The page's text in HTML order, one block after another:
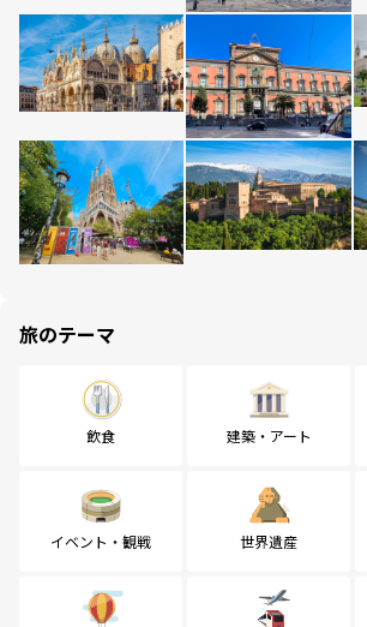
旅のテーマ
飲食 建築・アート
イベント・観戦 世界遺産